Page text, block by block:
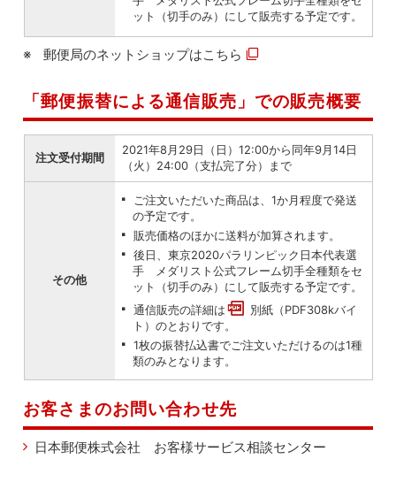
ット（切手のみ）にして販売する予定です。
郵便局のネットショップはこちら
「郵便振替による通信販売」での販売概要
注文受付期間
2021年8月29日（日）12:00から同年9月14日
（火）24:00（支払完了分）まで
その他
ご注文いただいた商品は、1か月程度で発送
の予定です。
販売価格のほかに送料が加算されます。
後日、東京2020パラリンピック日本代表選
手 メダリスト公式フレーム切手全種類をセ
ット（切手のみ）にして販売する予定です。
通信販売の詳細は
別紙（PDF308kバイ
ト）のとおりです。
1枚の振替払込書でご注文いただけるのは1種
類のみとなります。
お客さまのお問い合わせ先
日本郵便株式会社 お客様サービス相談センター